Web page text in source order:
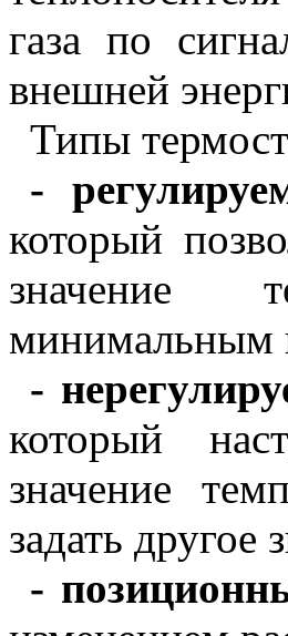
газа по
внешней
Типы
-
который
значение
минимальным
-
который
значение
задать другое
-